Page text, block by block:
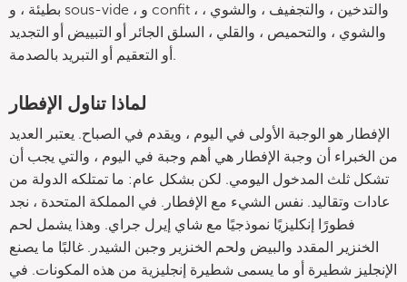
بطيئة ، و sous-vide ، و confit ، والتدخين ، والتجفيف ، والشوي ،
والشوي ، والتحميص ، والقلي ، السلق الجائر أو التبييض أو التجديد
أو التعقيم أو التبريد بالصدمة.
لماذا تناول الإفطار
الإفطار هو الوجبة الأولى في اليوم ، ويقدم في الصباح. يعتبر العديد
من الخبراء أن وجبة الإفطار هي أهم وجبة في اليوم ، والتي يجب أن
تشكل ثلث المدخول اليومي. لكن بشكل عام: ما تمتلكه الدولة من
عادات وتقاليد. نفس الشيء مع الإفطار. في المملكة المتحدة ، نجد
فطورًا إنكليزيًا نموذجيًا مع شاي إيرل جراي. وهذا يشمل لحم
الخنزير المقدد والبيض ولحم الخنزير وجبن الشيدر. غالبًا ما يصنع
الإنجليز شطيرة أو ما يسمى شطيرة إنجليزية من هذه المكونات. في